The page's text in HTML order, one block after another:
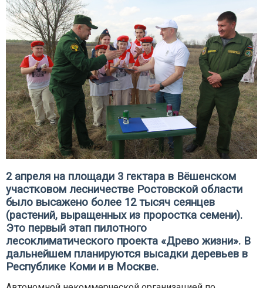
2 апреля на площади 3 гектара в Вёшенском
участковом лесничестве Ростовской области
было высажено более 12 тысяч сеянцев
(растений, выращенных из проростка семени).
Это первый этап пилотного
лесоклиматического проекта «Древо жизни». В
дальнейшем планируются высадки деревьев в
Республике Коми и в Москве.